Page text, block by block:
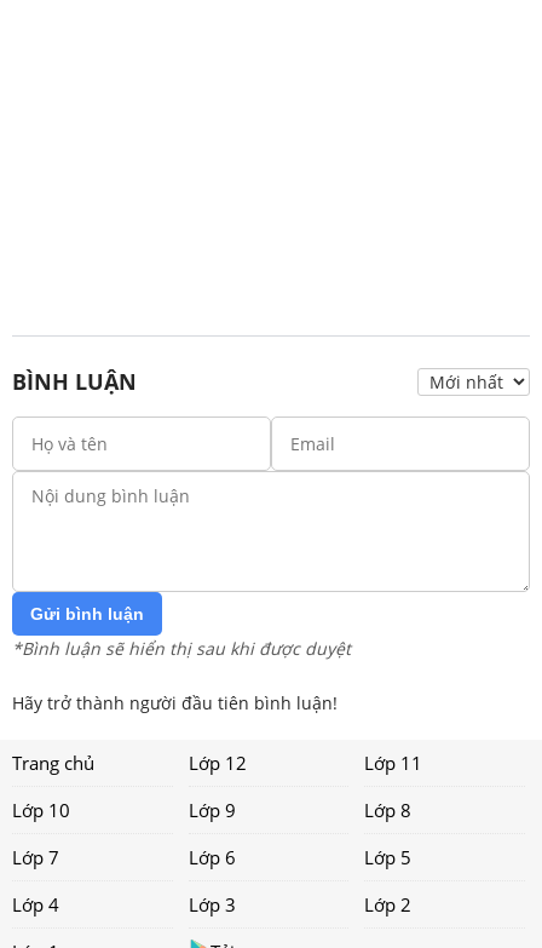
BÌNH LUẬN
Gửi bình luận
*Bình luận sẽ hiển thị sau khi được duyệt
Hãy trở thành người đầu tiên bình luận!
Trang chủ Lớp 12
Lớp 11
Lớp 10
Lớp 9
Lớp 8
Lớp 7
Lớp 6
Lớp 5
Lớp 4
Lớp 3
Lớp 2